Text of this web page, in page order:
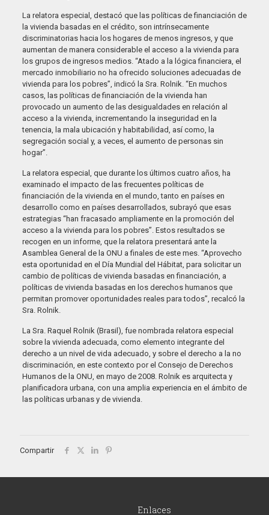
La relatora especial, destacó que las políticas de financiación de
la vivienda basadas en el crédito, son intrínsecamente
discriminatorias hacia los hogares de menos ingresos, y que
aumentan de manera considerable el acceso a la vivienda para
los grupos de ingresos medios. “Atado a la lógica financiera, el
mercado inmobiliario no ha ofrecido soluciones adecuadas de
vivienda para los pobres”, indicó la Sra. Rolnik. “En muchos
casos, las políticas de financiación de la vivienda han
provocado un aumento de las desigualdades en relación al
acceso a la vivienda, incrementando la inseguridad en la
tenencia, la mala ubicación y habitabilidad, así como, la
segregación social y, a veces, el aumento de personas sin
hogar”.
La relatora especial, que durante los últimos cuatro años, ha
examinado el impacto de las frecuentes políticas de
financiación de la vivienda en el mundo, tanto en países en
desarrollo como en países desarrollados, subrayó que esas
estrategias “han fracasado ampliamente en la promoción del
acceso a la vivienda para los pobres”. Estos resultados se
recogen en un informe, que la relatora presentará ante la
Asamblea General de la ONU a finales de este mes. “Aprovecho
esta oportunidad en el Día Mundial del Hábitat, para solicitar un
cambio de políticas de vivienda basadas en financiación, a
políticas de vivienda basadas en los derechos humanos que
permitan promover oportunidades reales para todos”, recalcó la
Sra. Rolnik.
La Sra. Raquel Rolnik (Brasil), fue nombrada relatora especial
sobre la vivienda adecuada, como elemento integrante del
derecho a un nivel de vida adecuado, y sobre el derecho a la no
discriminación, en este contexto por el Consejo de Derechos
Humanos de la ONU, en mayo de 2008. Rolnik es arquitecta y
planificadora urbana, con una amplia experiencia en el ámbito de
las políticas urbanas y de vivienda.
Compartir
Enlaces